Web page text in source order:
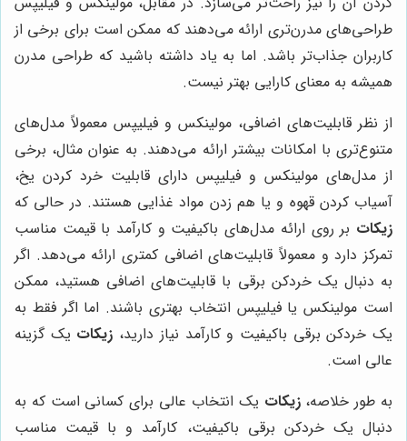
طراحی‌های مدرن‌تری ارائه می‌دهند که ممکن است برای برخی از
کاربران جذاب‌تر باشد. اما به یاد داشته باشید که طراحی مدرن
همیشه به معنای کارایی بهتر نیست.
از نظر قابلیت‌های اضافی، مولینکس و فیلیپس معمولاً مدل‌های
متنوع‌تری با امکانات بیشتر ارائه می‌دهند. به عنوان مثال، برخی
از مدل‌های مولینکس و فیلیپس دارای قابلیت خرد کردن یخ،
آسیاب کردن قهوه و یا هم زدن مواد غذایی هستند. در حالی که
زیکات بر روی ارائه مدل‌های باکیفیت و کارآمد با قیمت مناسب
تمرکز دارد و معمولاً قابلیت‌های اضافی کمتری ارائه می‌دهد. اگر
به دنبال یک خردکن برقی با قابلیت‌های اضافی هستید، ممکن
است مولینکس یا فیلیپس انتخاب بهتری باشند. اما اگر فقط به
یک خردکن برقی باکیفیت و کارآمد نیاز دارید، زیکات یک گزینه
عالی است.
به طور خلاصه،زیکات یک انتخاب عالی برای کسانی است که به
دنبال یک خردکن برقی باکیفیت، کارآمد و با قیمت مناسب